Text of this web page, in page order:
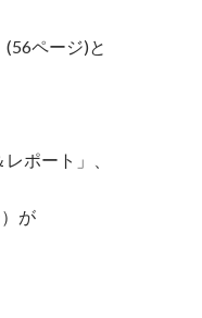
(56ページ)と
ポート」、
が